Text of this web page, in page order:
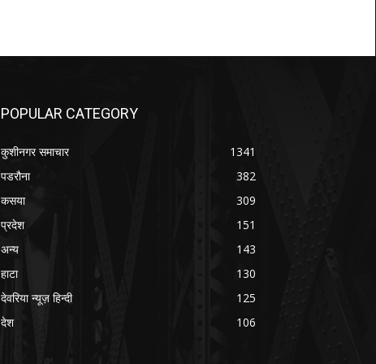
POPULAR CATEGORY
कुशीनगर समाचार
1341
पडरौना
382
कसया
309
प्रदेश
151
अन्य
143
हाटा
130
देवरिया न्यूज़ हिन्दी
125
देश
106